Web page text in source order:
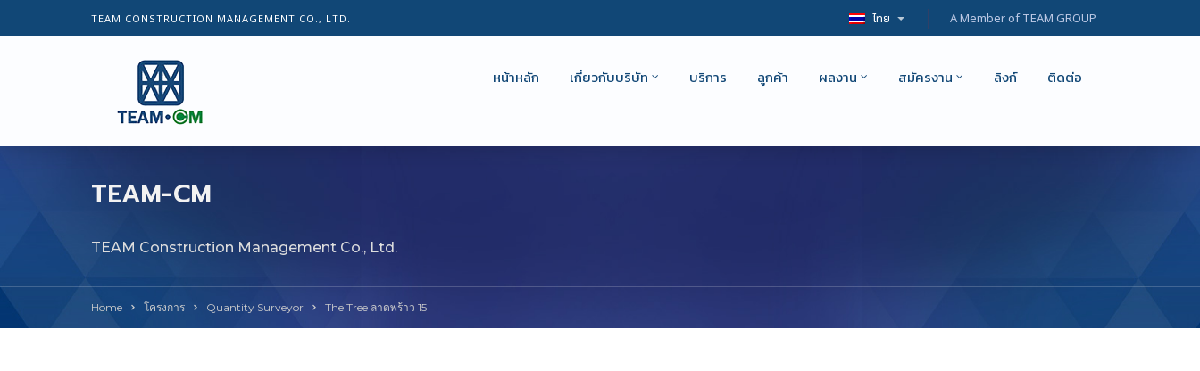
TEAM CONSTRUCTION MANAGEMENT CO., LTD. ไทย A Member of TEAM GROUP
หน้าหลัก เกี่ยวกับบริษัท บริการ ลูกค้า ผลงาน สมัครงาน ลิงก์ ติดต่อ
TEAM-CM
TEAM Construction Management Co., Ltd.
Home โครงการ Quantity Surveyor The Tree ลาดพร้าว 15